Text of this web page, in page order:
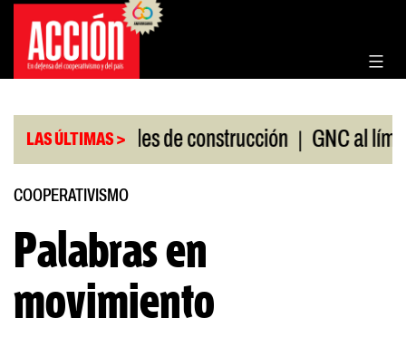
Saltar
contenido
LAS ÚLTIMAS >
de materiales de construcción | GNC al límite |
COOPERATIVISMO
Palabras en
movimiento